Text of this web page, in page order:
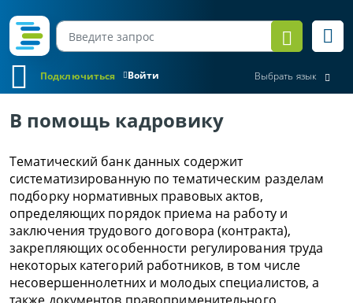
Войти
Подключиться Выбрать язык
В помощь кадровику
Тематический банк данных содержит
систематизированную по тематическим разделам
подборку нормативных правовых актов,
определяющих порядок приема на работу и
заключения трудового договора (контракта),
закрепляющих особенности регулирования труда
некоторых категорий работников, в том числе
несовершеннолетних и молодых специалистов, а